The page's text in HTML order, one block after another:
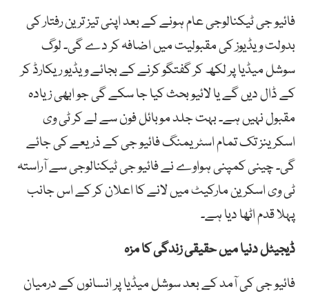
فائیو جی ٹیکنالوجی عام ہونے کے بعد اپنی تیز ترین رفتار کی
بدولت ویڈیوز کی مقبولیت میں اضافہ کر دے گی۔ لوگ
سوشل میڈیا پر لکھ کر گفتگو کرنے کے بجائے ویڈیو ریکارڈ کر
کے ڈال دیں گے یا لائیو بحث کیا جا سکے گی جو ابھی زیادہ
مقبول نہیں ہے۔ بہت جلد موبائل فون سے لے کر ٹی وی
اسکرینز تک تمام اسٹریمنگ فائیو جی کے ذریعے کی جائے
گی۔ چینی کمپنی ہواوے نے فائیو جی ٹیکنالوجی سے آراستہ
ٹی وی اسکرین مارکیٹ میں لانے کا اعلان کر کے اس جانب
پہلا قدم اٹھا دیا ہے۔
ڈیجیٹل دنیا میں حقیقی زندگی کا مزہ
فائیو جی کی آمد کے بعد سوشل میڈیا پر انسانوں کے درمیان